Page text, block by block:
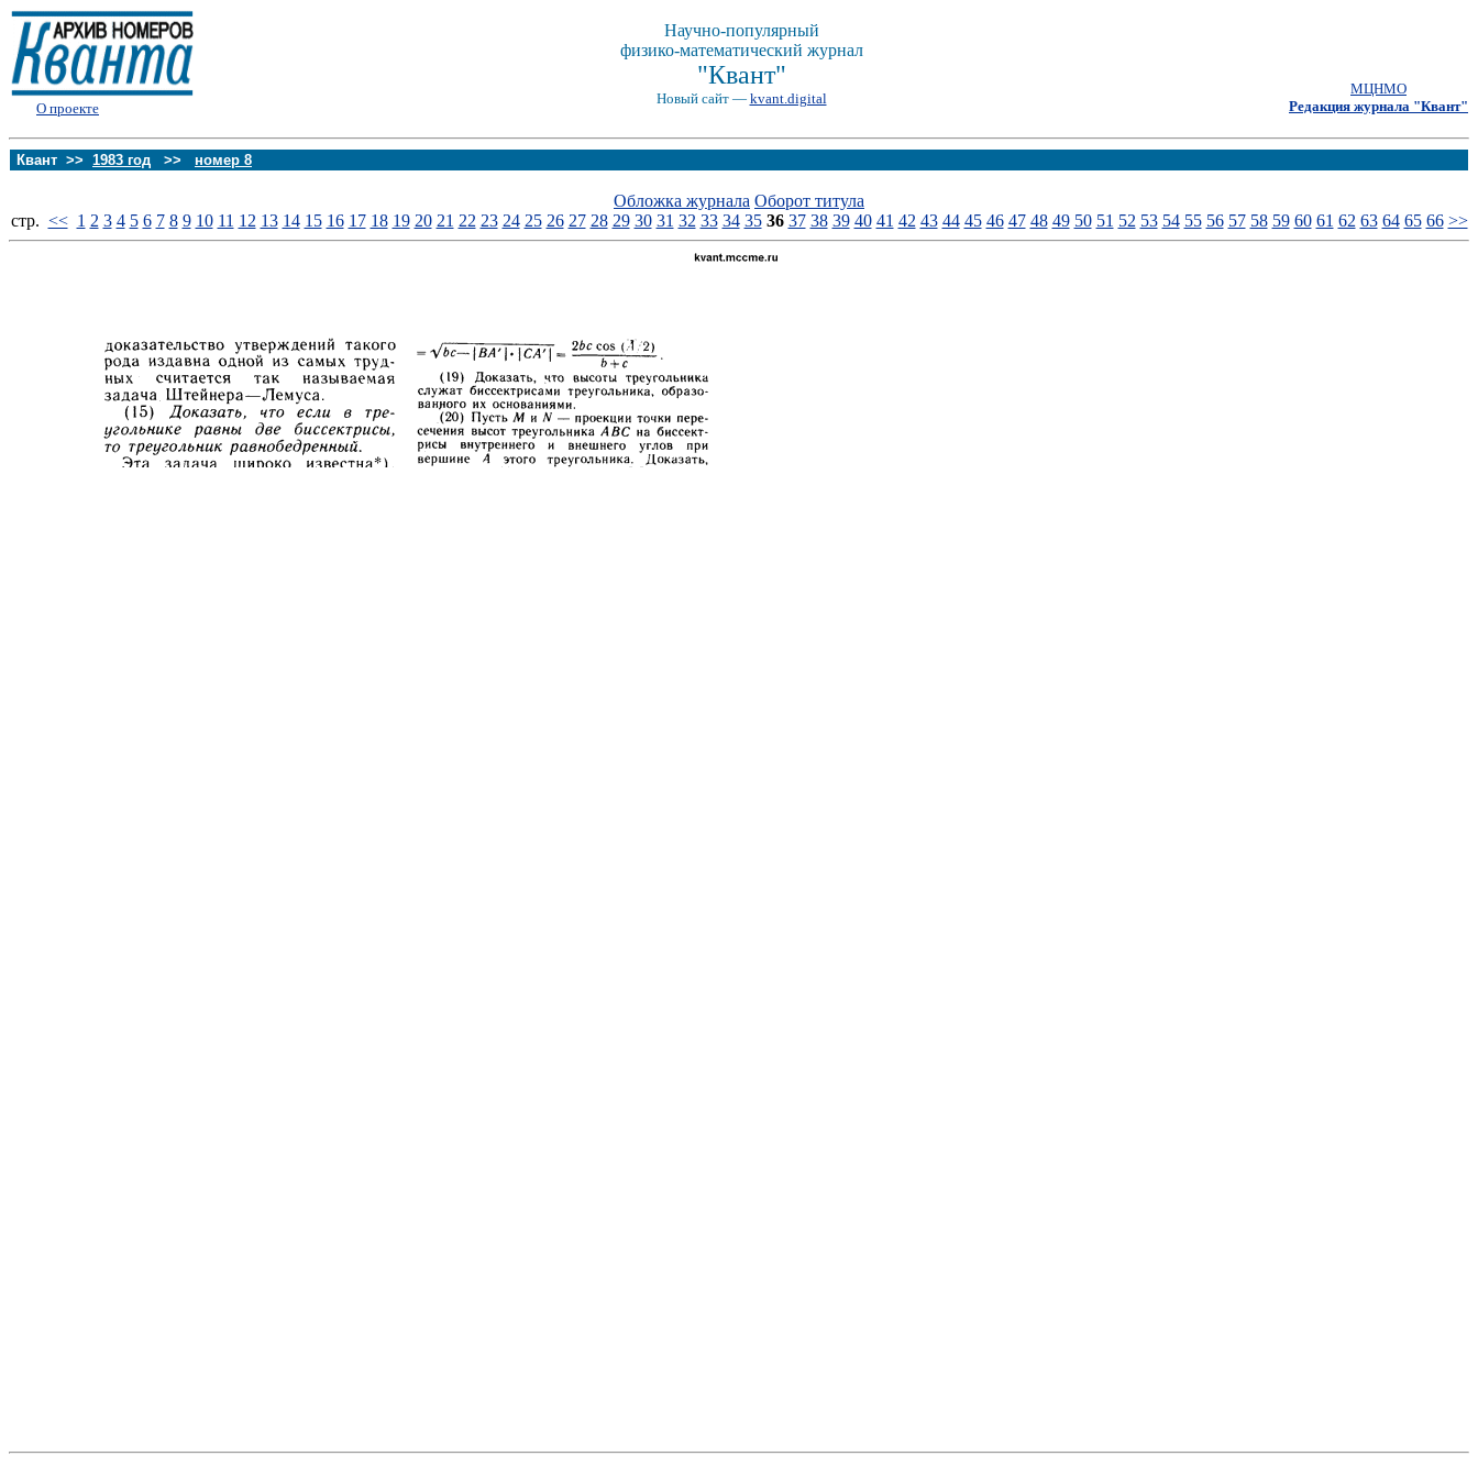
О проекте
Научно-популярный
физико-математический журнал
"Квант"
Новый сайт — kvant.digital
МЦНМО
Редакция журнала "Квант"
Квант >> 1983 год >> номер 8
Обложка журнала Оборот титула
стp. << 1 2 3 4 5 6 7 8 9 10 11 12 13 14 15 16 17 18 19 20 21 22 23 24 25 26 27 28 29 30 31 32 33 34 35 36 37 38 39 40 41 42 43 44 45 46 47 48 49 50 51 52 53 54 55 56 57 58 59 60 61 62 63 64 65 66 >>